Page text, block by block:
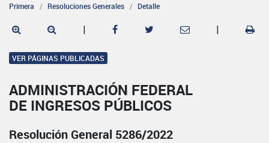
Primera Resoluciones Generales Detalle
| |
VER PÁGINAS PUBLICADAS
ADMINISTRACIÓN FEDERAL
DE INGRESOS PÚBLICOS
Resolución General 5286/2022